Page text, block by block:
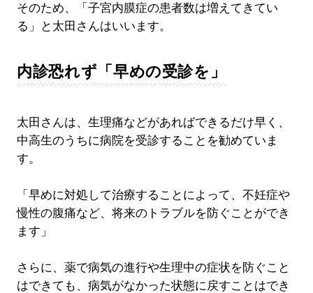
そのため、「子宮内膜症の患者数は増えてきてい
る」と太田さんはいいます。
内診恐れず「早めの受診を」
太田さんは、生理痛などがあればできるだけ早く、
中高生のうちに病院を受診することを勧めていま
す。
「早めに対処して治療することによって、不妊症や
慢性の腹痛など、将来のトラブルを防ぐことができ
ます」
さらに、薬で病気の進行や生理中の症状を防ぐこと
はできても、病気がなかった状態に戻すことはでき